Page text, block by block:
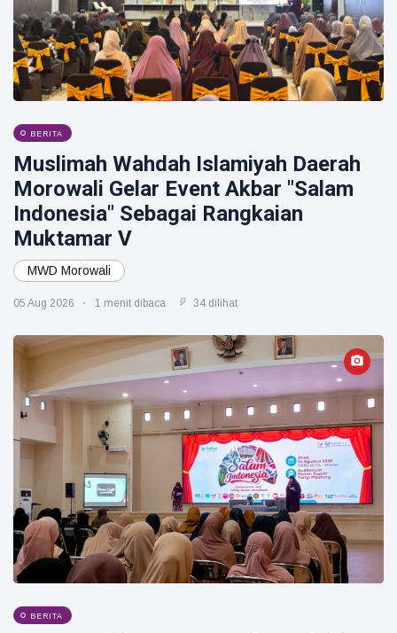
BERITA
Muslimah Wahdah Islamiyah Daerah
Morowali Gelar Event Akbar "Salam
Indonesia" Sebagai Rangkaian
Muktamar V
MWD Morowali
05 Aug 2026 1 menit dibaca 34 dilihat
BERITA